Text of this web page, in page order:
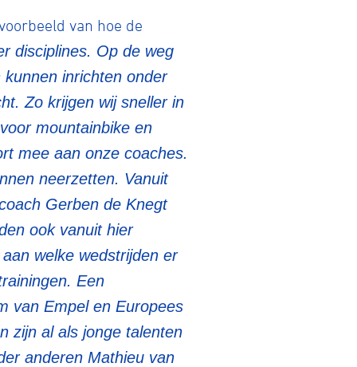
van hoe de
disciplines. Op de weg
inrichten onder
Zo krijgen wij sneller in
mountainbike en
mee aan onze coaches.
neerzetten. Vanuit
Gerben de Knegt
ook vanuit hier
welke wedstrijden er
Een
van Empel en Europees
zijn al als jonge talenten
anderen Mathieu van
E-Racing
Cycling
Gravel
Biketrial